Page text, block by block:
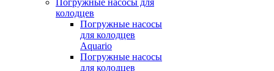
Погружные насосы для
колодцев
Погружные насосы
для колодцев
Aquario
Погружные насосы
для колодцев